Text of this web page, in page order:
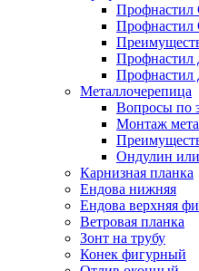
Профнастил
Профнастил
Профнастил
Профнастил
Металлочерепица
Вопросы по
Монтаж
Ондулин или
Карнизная планка
Ендова нижняя
Ендова верхняя
Ветровая планка
Зонт на трубу
Конек фигурный
Ветровая планка
Зонт на трубу
Конек фигурный
Отлив оконный
Снегозадержание
Штакетник